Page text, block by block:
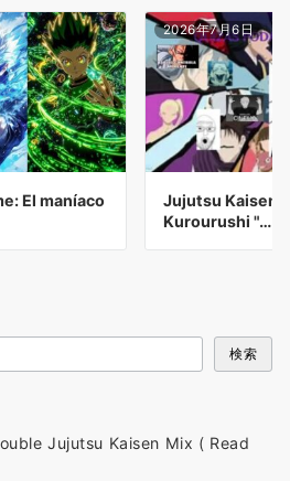
El maníaco
2026年7月6日
Jujutsu Kaisen
Kurourushi "…
検索
Jujutsu Kaisen Mix ( Read